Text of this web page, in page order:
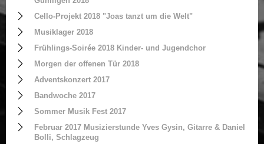
Cello-Projekt 2018 "Joas tanzt um die Welt"
Musiklager 2018
Frühlings-Soirée 2018 Kinder- und Jugendchor
Morgen der offenen Tür 2018
Adventskonzert 2017
Bandwoche 2017
Sommer Musik Fest 2017
Februar 2017 Musizierstunde Yves Gysin, Gitarre & Daniel
Bolli, Schlagzeug